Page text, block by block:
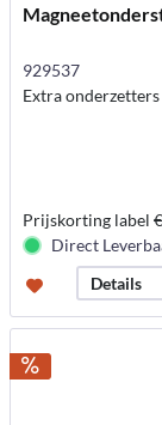
929537
Extra onderzetters
Prijskorting label
Direct
Details